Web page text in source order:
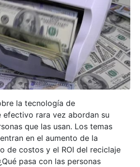
la tecnología de
rara vez abordan su
que las usan. Los temas
en el aumento de la
de costos y el ROI del reciclaje
pasa con las personas